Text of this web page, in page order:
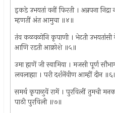
इकडे उभयतां वनीं फिरती । अन्नपना
म्हणतीं अंत आमुचा ॥४॥
तंव कळवळोनि कृपाणी । भेटती उभयतांसी
आणि रडती आक्रोशे ॥५॥
उमा ह्मणें जी स्वामिया । मजसी पूर्ण
लवलाह्मा । परी दर्शनेंवीण आम्हीं दीन
समर्थ कृपाळुवें रामें । पुरविलीं तुमची
पाठी पुरविली ॥७॥